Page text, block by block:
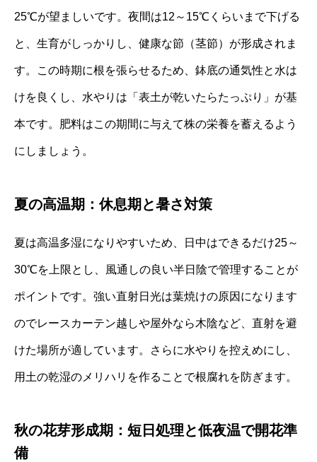
25℃が望ましいです。夜間は12～15℃くらいまで下げる
と、生育がしっかりし、健康な節（茎節）が形成されま
す。この時期に根を張らせるため、鉢底の通気性と水は
けを良くし、水やりは「表土が乾いたらたっぷり」が基
本です。肥料はこの期間に与えて株の栄養を蓄えるよう
にしましょう。
夏の高温期：休息期と暑さ対策
夏は高温多湿になりやすいため、日中はできるだけ25～
30℃を上限とし、風通しの良い半日陰で管理することが
ポイントです。強い直射日光は葉焼けの原因になります
のでレースカーテン越しや屋外なら木陰など、直射を避
けた場所が適しています。さらに水やりを控えめにし、
用土の乾湿のメリハリを作ることで根腐れを防ぎます。
秋の花芽形成期：短日処理と低夜温で開花準
備